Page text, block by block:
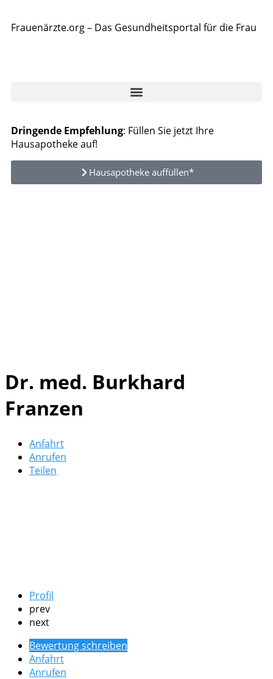
Frauenärzte.org – Das Gesundheitsportal für die Frau
Dringende Empfehlung: Füllen Sie jetzt Ihre
Hausapotheke auf!
Hausapotheke auffüllen*
Dr. med. Burkhard
Franzen
Anfahrt
Anrufen
Teilen
Profil
prev
next
Bewertung schreiben
Anfahrt
Anrufen